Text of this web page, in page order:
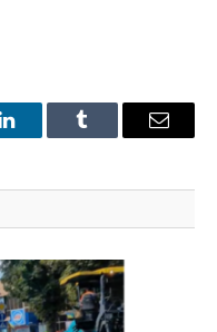
LinkedInTumblr Email